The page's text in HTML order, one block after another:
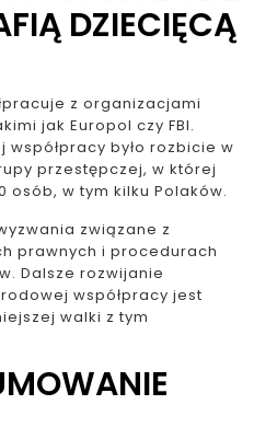
DZIECIĘCĄ
z organizacjami
jak Europol czy FBI.
współpracy było rozbicie w
przestępczej, w której
osób, w tym kilku Polaków.
związane z
prawnych i procedurach
Dalsze rozwijanie
współpracy jest
walki z tym